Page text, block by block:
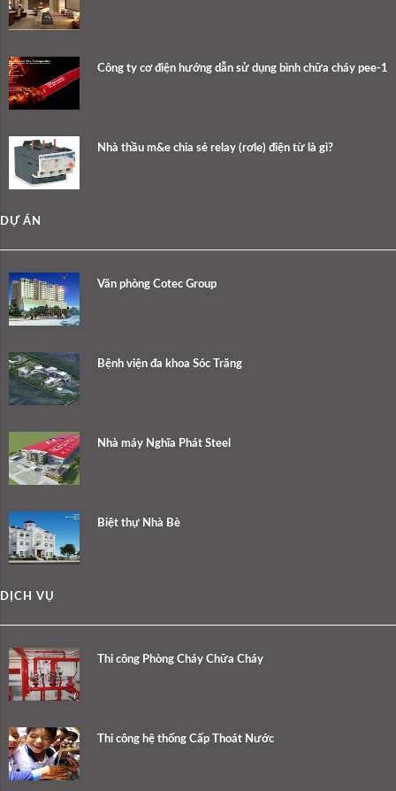
Công ty cơ điện hướng dẫn sử dụng bình chữa cháy pee-1
Nhà thầu m&e chia sẻ relay (rơle) điện từ là gì?
DỰ ÁN
Văn phòng Cotec Group
Bệnh viện đa khoa Sóc Trăng
Nhà máy Nghĩa Phát Steel
Biệt thự Nhà Bè
DỊCH VỤ
Thi công Phòng Cháy Chữa Cháy
Thi công hệ thống Cấp Thoát Nước